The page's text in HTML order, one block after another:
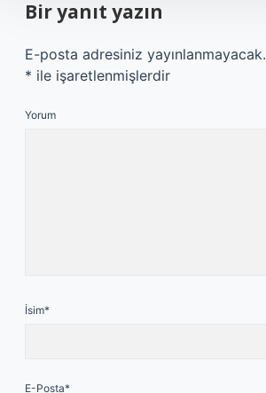
Bir yanıt yazın
E-posta adresiniz yayınlanmayacak.
* ile işaretlenmişlerdir
Yorum
İsim*
E-Posta*